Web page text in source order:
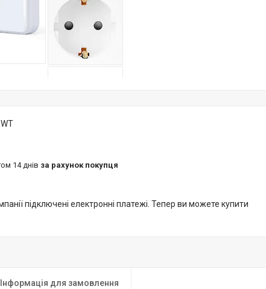
14 днів за рахунок покупця
підключені електронні платежі. Тепер ви можете купити
Інформація для замовлення